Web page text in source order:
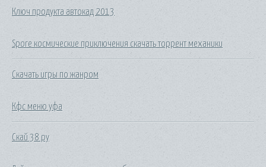
Ключ продукта автокад 2013
Spore космические приключения скачать торрент механики
Скачать игры по жанром
Кфс меню уфа
Скай 38 ру